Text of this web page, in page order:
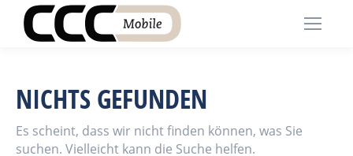
NICHTS GEFUNDEN
Es scheint, dass wir nicht finden können, was Sie
suchen. Vielleicht kann die Suche helfen.